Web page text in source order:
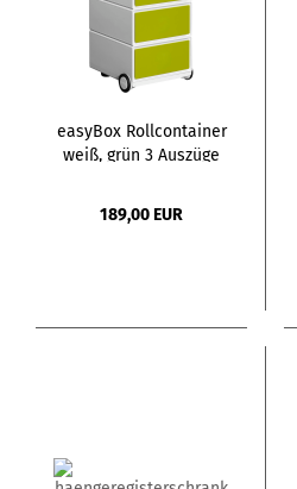
easyBox Rollcontainer
weiß, grün 3 Auszüge
189,00 EUR